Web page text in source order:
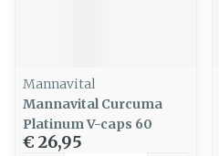
Mannavital
Mannavital Curcuma
Platinum V-caps 60
€ 26,95